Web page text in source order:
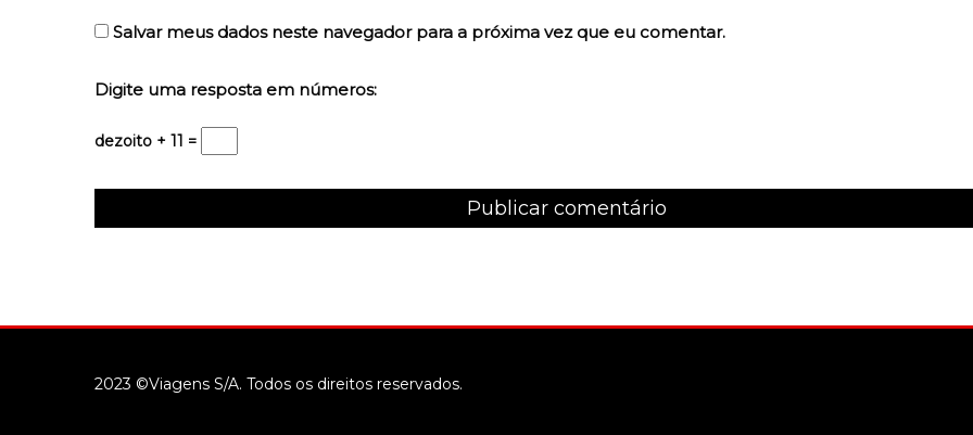
Salvar meus dados neste navegador para a próxima vez que eu comentar.
Digite uma resposta em números:
dezoito + 11 =
2023 ©Viagens S/A. Todos os direitos reservados.